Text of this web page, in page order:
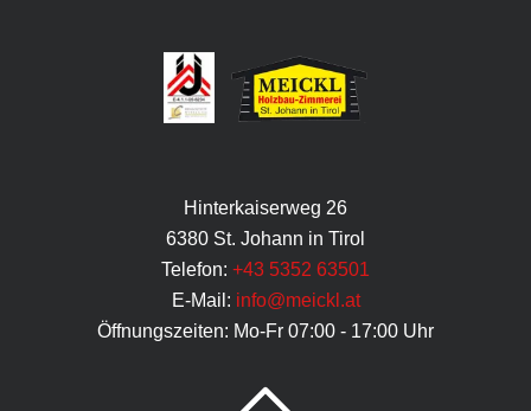
Hinterkaiserweg 26
6380 St. Johann in Tirol
Telefon: +43 5352 63501
E-Mail: info@meickl.at
Öffnungszeiten: Mo-Fr 07:00 - 17:00 Uhr